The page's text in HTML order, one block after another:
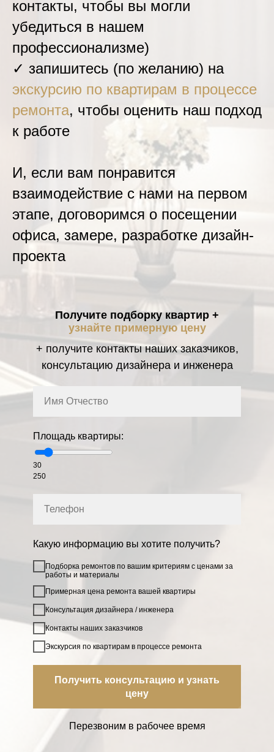
контакты, чтобы вы могли
убедиться в нашем
профессионализме)
✓ запишитесь (по желанию) на
экскурсию по квартирам в процессе
ремонта, чтобы оценить наш подход
к работе
И, если вам понравится
взаимодействие с нами на первом
этапе, договоримся о посещении
офиса, замере, разработке дизайн-
проекта
Получите подборку квартир +
узнайте примерную цену
+ получите контакты наших заказчиков,
консультацию дизайнера и инженера
Площадь квартиры:
30
250
Какую информацию вы хотите получить?
Подборка ремонтов по вашим критериям с ценами за
работы и материалы
Примерная цена ремонта вашей квартиры
Консультация дизайнера / инженера
Контакты наших заказчиков
Экскурсия по квартирам в процессе ремонта
Получить консультацию и узнать
цену
Перезвоним в рабочее время